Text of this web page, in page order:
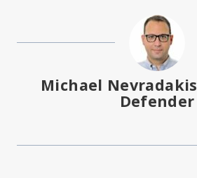
Michael
Defender